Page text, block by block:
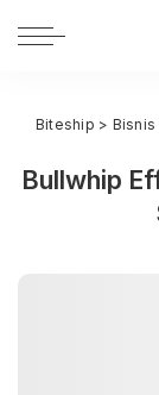
Biteship > Bisnis
Bullwhip